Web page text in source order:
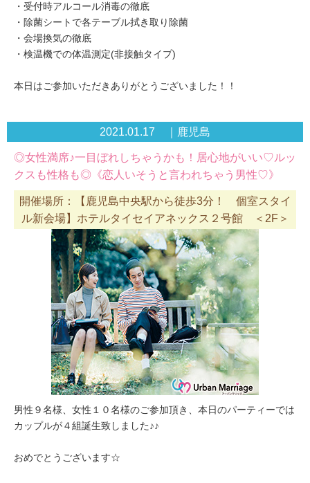
・受付時アルコール消毒の徹底
・除菌シートで各テーブル拭き取り除菌
・会場換気の徹底
・検温機での体温測定(非接触タイプ)
本日はご参加いただきありがとうございました！！
2021.01.17 ｜鹿児島
◎女性満席♪一目ぼれしちゃうかも！居心地がいい♡ルッ
クスも性格も◎《恋人いそうと言われちゃう男性♡》
開催場所：【鹿児島中央駅から徒歩3分！ 個室スタイ
ル新会場】ホテルタイセイアネックス２号館 ＜2F＞
男性９名様、女性１０名様のご参加頂き、本日のパーティーでは
カップルが４組誕生致しました♪♪
おめでとうございます☆